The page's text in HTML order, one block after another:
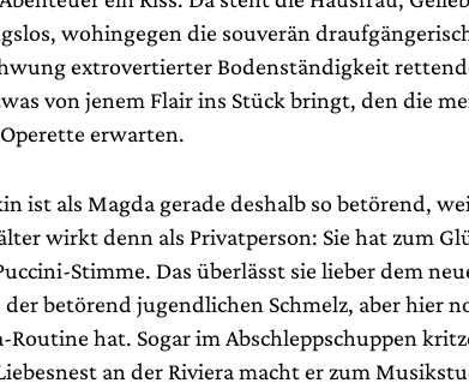
wohingegen die souverän
extrovertierter Bodenständigkeit
von jenem Flair ins Stück bringt, den die
erwarten.
ist als Magda gerade deshalb so betörend,
wirkt denn als Privatperson: Sie hat zum
Stimme. Das überlässt sie lieber dem
der betörend jugendlichen Schmelz, aber hier
Routine hat. Sogar im Abschleppschuppen
an der Riviera macht er zum